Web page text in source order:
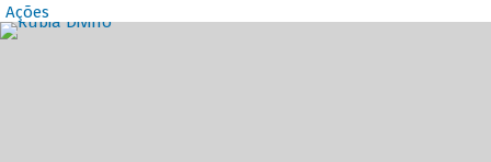
Ações
Destaques